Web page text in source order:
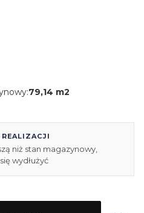
79,14 m2
niż stan magazynowy,
wydłużyć